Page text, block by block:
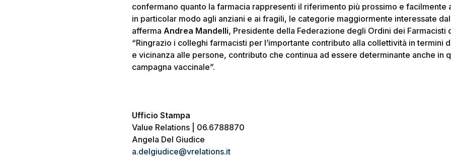
confermano quanto la farmacia rappresenti il riferimento più prossimo e facilmente
in particolar modo agli anziani e ai fragili, le categorie maggiormente interessate
afferma Andrea Mandelli, Presidente della Federazione degli Ordini dei Farmacisti
“Ringrazio i colleghi farmacisti per l’importante contributo alla collettività in termini
e vicinanza alle persone, contributo che continua ad essere determinante anche in
campagna vaccinale”.
Ufficio Stampa
Value Relations | 06.6788870
Angela Del Giudice
a.delgiudice@vrelations.it